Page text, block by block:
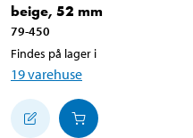
beige, 52 mm
79-450
Findes på lager i
19varehuse